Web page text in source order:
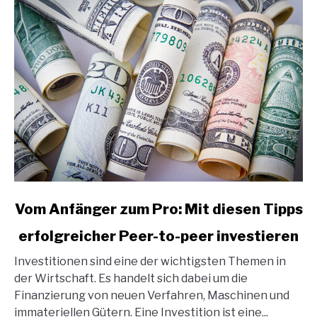
link
Vom
Anfänger
zum
Pro:
Mit
Vom Anfänger zum Pro: Mit diesen Tipps
erfolgreicher Peer-to-peer investieren
Investitionen sind eine der wichtigsten Themen in
der Wirtschaft. Es handelt sich dabei um die
Finanzierung von neuen Verfahren, Maschinen und
immateriellen Gütern. Eine Investition ist eine...